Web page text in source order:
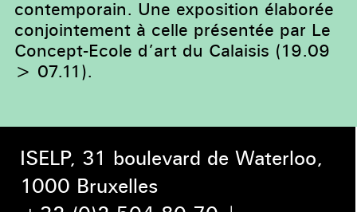
contemporain. Une exposition élaborée
conjointement à celle présentée par Le
Concept-Ecole d’art du Calaisis (19.09
> 07.11).
ISELP, 31 boulevard de Waterloo,
1000 Bruxelles